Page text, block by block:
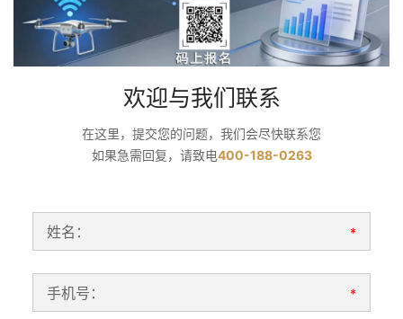
欢迎与我们联系
在这里，提交您的问题，我们会尽快联系您
如果急需回复，请致电400-188-0263
姓名： *
手机号： *